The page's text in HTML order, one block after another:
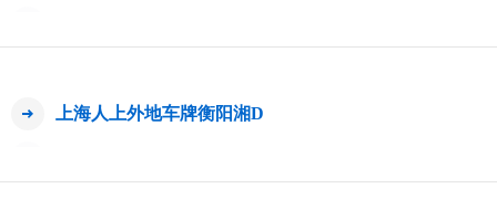
上海人上外地车牌衡阳湘D